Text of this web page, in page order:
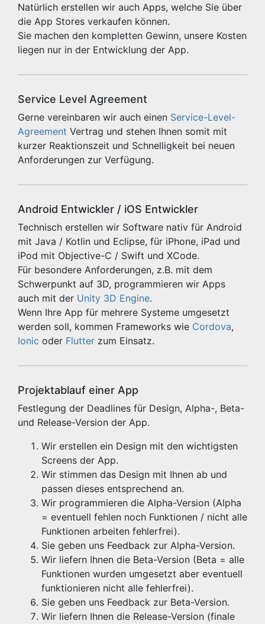
Natürlich erstellen wir auch Apps, welche Sie über
die App Stores verkaufen können.
Sie machen den kompletten Gewinn, unsere Kosten
liegen nur in der Entwicklung der App.
Service Level Agreement
Gerne vereinbaren wir auch einen Service-Level-
Agreement Vertrag und stehen Ihnen somit mit
kurzer Reaktionszeit und Schnelligkeit bei neuen
Anforderungen zur Verfügung.
Android Entwickler / iOS Entwickler
Technisch erstellen wir Software nativ für Android
mit Java / Kotlin und Eclipse, für iPhone, iPad und
iPod mit Objective-C / Swift und XCode.
Für besondere Anforderungen, z.B. mit dem
Schwerpunkt auf 3D, programmieren wir Apps
auch mit der Unity 3D Engine.
Wenn Ihre App für mehrere Systeme umgesetzt
werden soll, kommen Frameworks wie Cordova,
Ionic oder Flutter zum Einsatz.
Projektablauf einer App
Festlegung der Deadlines für Design, Alpha-, Beta-
und Release-Version der App.
Wir erstellen ein Design mit den wichtigsten
Screens der App.
Wir stimmen das Design mit Ihnen ab und
passen dieses entsprechend an.
Wir programmieren die Alpha-Version (Alpha
= eventuell fehlen noch Funktionen / nicht alle
Funktionen arbeiten fehlerfrei).
Sie geben uns Feedback zur Alpha-Version.
Wir liefern Ihnen die Beta-Version (Beta = alle
Funktionen wurden umgesetzt aber eventuell
funktionieren nicht alle fehlerfrei).
Sie geben uns Feedback zur Beta-Version.
Wir liefern Ihnen die Release-Version (finale